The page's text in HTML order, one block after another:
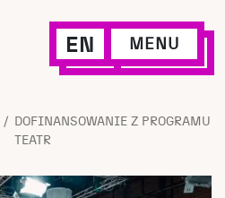
EN MENU
DOFINANSOWANIE Z PROGRAMU
TEATR